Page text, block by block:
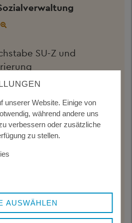
SU-Z und
57-1911
Zuständigkeit
57-1914
unserer Website. Einige von
während andere uns
verbessern oder zusätzliche
zu stellen.
AUSWÄHLEN